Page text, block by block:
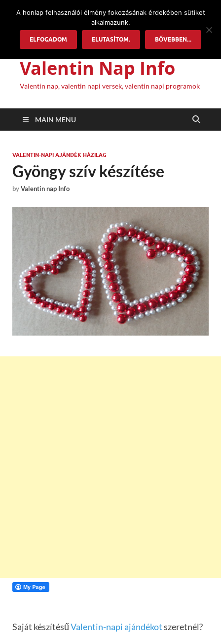
Valentin Nap Info
Valentin nap, valentin napi versek, valentin napi programok
MAIN MENU
VALENTIN-NAPI AJÁNDÉK HÁZILAG
Gyöngy szív készítése
byValentin nap Info
Saját készítésűValentin-napi ajándékotszeretnél?
A honlap felhasználói élmény fokozásának érdekében sütiket
alkalmazunk.
ELFOGADOM ELUTASÍTOM. BŐVEBBEN...